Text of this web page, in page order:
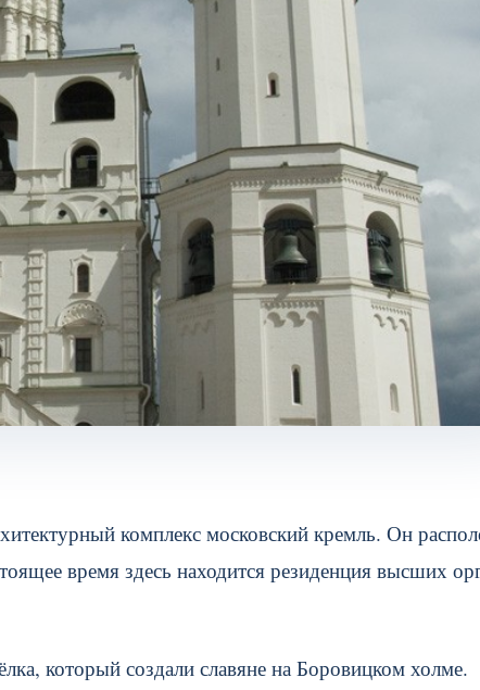
комплекс московский кремль. Он
время здесь находится резиденция высших
который создали славяне на Боровицком холме.